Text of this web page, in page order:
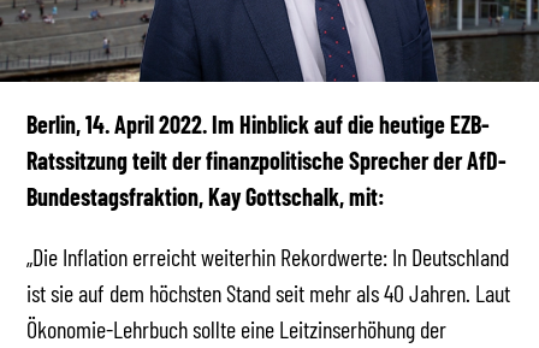
MEDIATHEK
Berlin, 14. April 2022.Im Hinblick auf die heutige EZB-
Ratssitzung teilt der finanzpolitische Sprecher der AfD-
Bundestagsfraktion, Kay Gottschalk, mit:
„Die Inflation erreicht weiterhin Rekordwerte: In Deutschland
ist sie auf dem höchsten Stand seit mehr als 40 Jahren. Laut
Ökonomie-Lehrbuch sollte eine Leitzinserhöhung der